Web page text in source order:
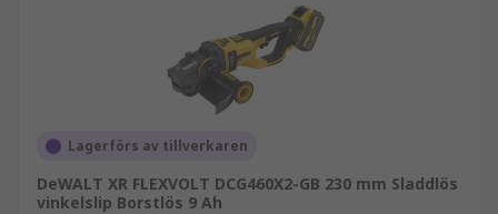
Lagerförs av tillverkaren
DeWALT XR FLEXVOLT DCG460X2-GB 230 mm Sladdlös
vinkelslip Borstlös 9 Ah